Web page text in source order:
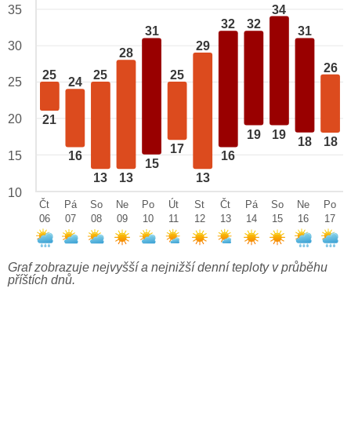
25
21
24
16
25
13
28
13
31
15
25
17
29
13
32
16
32
19
34
19
31
18
26
18
35
30
25
20
15
10
Čt
06
Pá
07
So
08
Ne
09
Po
10
Út
11
St
12
Čt
13
Pá
14
So
15
Ne
16
Po
17
Graf zobrazuje nejvyšší a nejnižší denní teploty v průběhu
příštích dnů.